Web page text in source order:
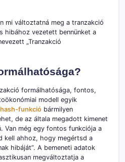
mi változtatná meg a tranzakció
hibához vezetett bennünket a
„Tranzakció
formálhatósága, fontos,
modell egyik
hash-funkció bármilyen
de az általa megadott kimenet
Van még egy fontos funkciója a
kell ahhoz, hogy megértsd a
hibáját”. A bemeneti adatok
megváltoztatja a